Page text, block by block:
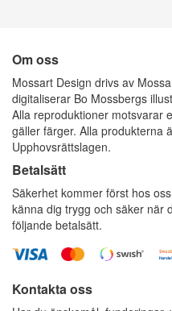
Om oss
Mossart Design drivs av
digitaliserar Bo Mossbergs
Alla reproduktioner motsvarar
gäller färger. Alla produkterna
Upphovsrättslagen.
Betalsätt
Säkerhet kommer först hos
känna dig trygg och säker när
följande betalsätt.
Kontakta oss